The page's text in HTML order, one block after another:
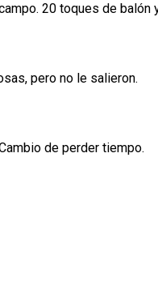
20 toques de balón
pero no le salieron.
de perder tiempo.